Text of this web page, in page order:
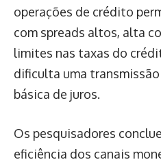
operações de crédito
com spreads altos, alta
limites nas taxas do
dificulta uma
básica de juros.
Os pesquisadores
eficiência dos canais